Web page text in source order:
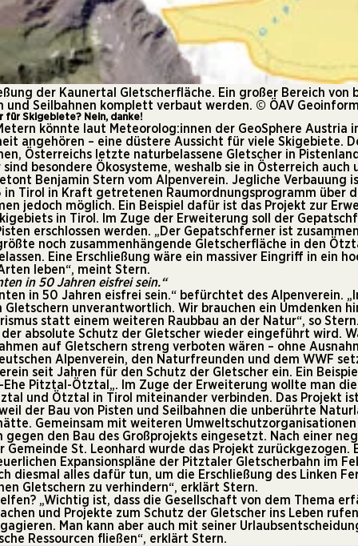
der Kaunertal Gletscherfläche. Ein großer Bereich von
und Seilbahnen komplett verbaut werden. © ÖAV
für Skigebiete? Nein, danke!
könnte laut Meteorolog:innen der GeoSphere Austria
angehören – eine düstere Aussicht für viele Skigebiete.
Österreichs letzte naturbelassene Gletscher in
besondere Ökosysteme, weshalb sie in Österreich auch
Benjamin Stern vom Alpenverein. Jegliche Verbauung
Tirol in Kraft getretenen Raumordnungsprogramm über
jedoch möglich. Ein Beispiel dafür ist das Projekt zur
in Tirol. Im Zuge der Erweiterung soll der
erschlossen werden. „Der Gepatschferner ist
noch zusammenhängende Gletscherfläche in den
Eine Erschließung wäre ein massiver Eingriff in ein
leben“, meint Stern.
in 50 Jahren eisfrei sein.“
in 50 Jahren eisfrei sein.“ befürchtet des Alpenverein.
Gletschern unverantwortlich. Wir brauchen ein Umdenken
statt einem weiteren Raubbau an der Natur“, so
absolute Schutz der Gletscher wieder eingeführt wird.
auf Gletschern streng verboten wären – ohne
Alpenverein, den Naturfreunden und dem WWF
seit Jahren für den Schutz der Gletscher ein. Ein
Ehe Pitztal-Ötztal „. Im Zuge der Erweiterung wollte man
und Ötztal in Tirol miteinander verbinden. Das Projekt
der Bau von Pisten und Seilbahnen die unberührte
Gemeinsam mit weiteren
gegen den Bau des Großprojekts eingesetzt. Nach einer
Gemeinde St. Leonhard wurde das Projekt zurückgezogen.
Expansionspläne der Pitztaler Gletscherbahn im
diesmal alles dafür tun, um die Erschließung des Linken
Gletschern zu verhindern“, erklärt Stern.
„Wichtig ist, dass die Gesellschaft von dem Thema
und Projekte zum Schutz der Gletscher ins Leben
Man kann aber auch mit seiner
Ressourcen fließen“, erklärt Stern.